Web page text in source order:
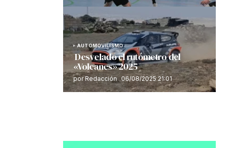
AUTOMOVILISMO
Desvelado el rutómetro del
«Volcanes» 2025
por Redacción 06/08/2025 21:01